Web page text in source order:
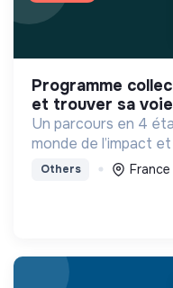
programme collectif pour y voir plus clair
et trouver sa
Un parcours en 4
monde de l’impact
d'actions à votre
Others France